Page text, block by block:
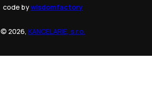
code bywisdomfactory
© 2026, KANCELARIE, s.r.o.